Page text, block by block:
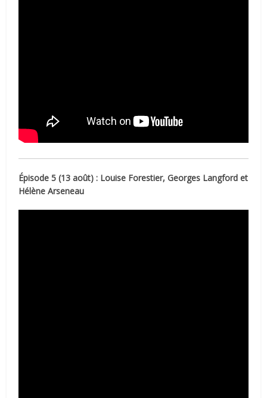
Épisode 5 (13 août) : Louise Forestier, Georges Langford et
Hélène Arseneau